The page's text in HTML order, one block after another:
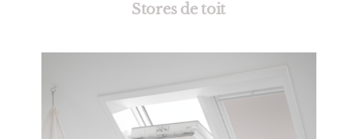
Stores de toit